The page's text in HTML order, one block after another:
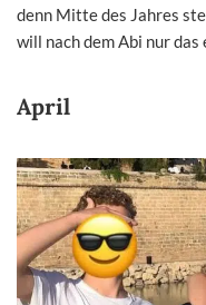
denn Mitte des Jahres
will nach dem Abi nur das
April